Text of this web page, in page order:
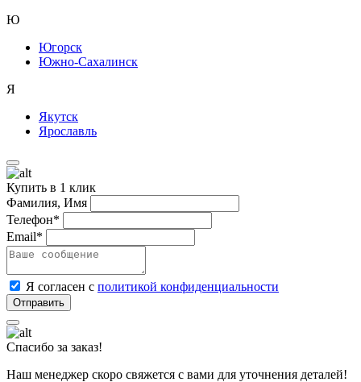
Ю
Югорск
Южно-Сахалинск
Я
Якутск
Ярославль
Купить в 1 клик
Фамилия, Имя
Телефон*
Email*
Я согласен с политикой конфиденциальности
Спасибо за заказ!
Наш менеджер скоро свяжется с вами для уточнения деталей!